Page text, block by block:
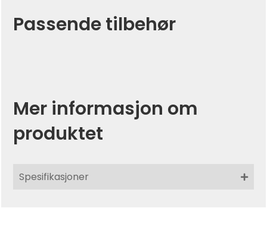
Passende tilbehør
Mer informasjon om
produktet
Spesifikasjoner